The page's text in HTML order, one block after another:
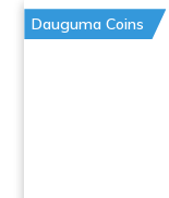
Dauguma Coins